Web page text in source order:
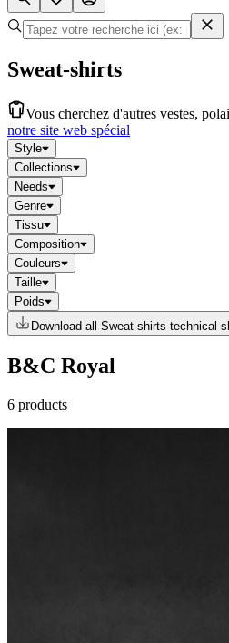
Sweat-shirts
Vous cherchez d'autres vestes,
notre site web spécial
Style
Collections
Needs
Genre
Tissu
Composition
Couleurs
Taille
Poids
Download all Sweat-shirts technical
B&C Royal
6 products